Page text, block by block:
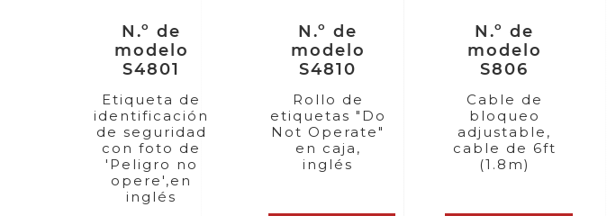
N.º de
modelo
S4801
Etiqueta de
identificación
de seguridad
con foto de
'Peligro no
opere',en
inglés
N.º de
modelo
S4810
Rollo de
etiquetas "Do
Not Operate"
en caja,
inglés
N.º de
modelo
S806
Cable de
bloqueo
adjustable,
cable de 6ft
(1.8m)